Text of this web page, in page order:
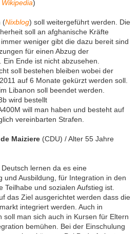
Wikipedia)
(Nixblog) soll weitergeführt werden. Die
soll an afghanische Kräfte
weniger gibt die dazu bereit sind
für einen Abzug der
Ende ist nicht abzusehen.
soll bestehen bleiben wobei der
auf 6 Monate gekürzt werden soll.
Libanon soll beendet werden.
wird bestellt
will man haben und besteht auf
vereinbarten Strafen.
Maiziere (CDU) / Alter 55 Jahre
lernen da es eine
und Ausbildung, für Integration in den
Teilhabe und sozialen Aufstieg ist.
das Ziel ausgerichtet werden dass die
integriert werden. Auch in
soll man sich auch in Kursen für Eltern
bemühen. Bei der Einschulung